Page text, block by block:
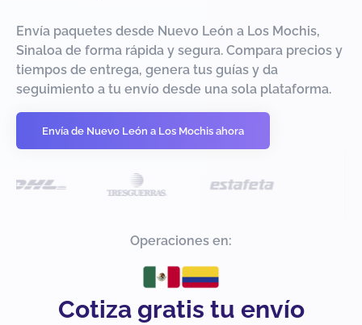
Envía paquetes desde Nuevo León a Los Mochis,
Sinaloa de forma rápida y segura. Compara precios y
tiempos de entrega, genera tus guías y da
seguimiento a tu envío desde una sola plataforma.
Envía de Nuevo León a Los Mochis ahora
Operaciones en:
Cotiza gratis tu envío